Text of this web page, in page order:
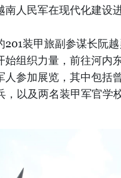
人民军在现代化建设
201装甲旅副参谋长阮
始组织力量，前往河内
人参加展览，其中包括
，以及两名装甲军官学